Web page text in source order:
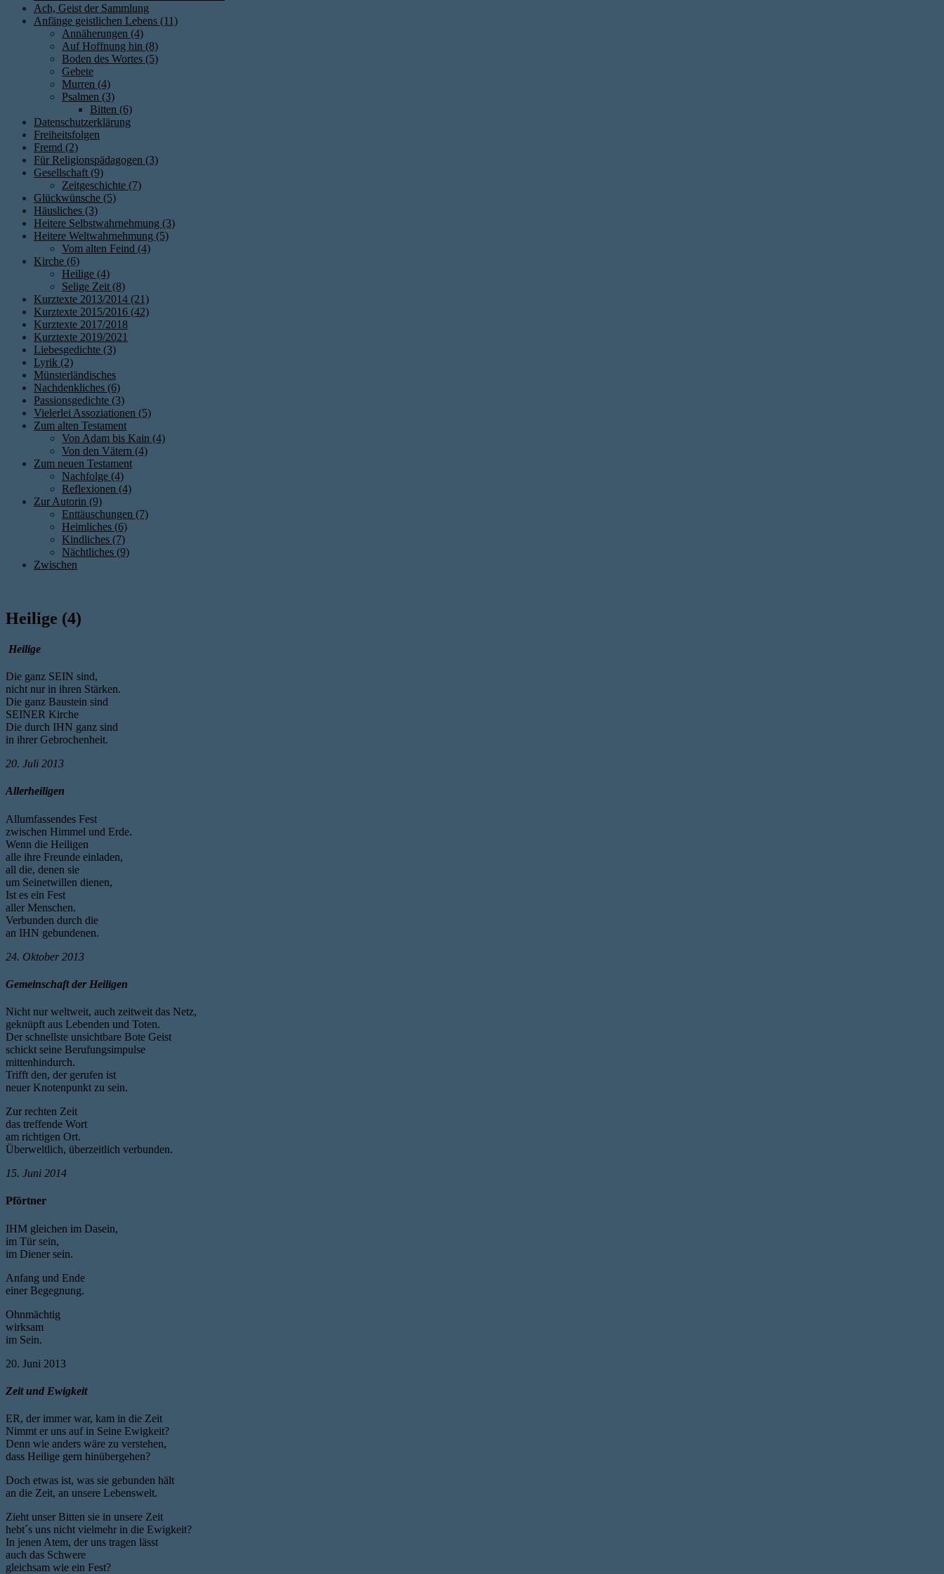
Ach, Geist der Sammlung
Anfänge geistlichen Lebens (11)
Annäherungen (4)
Auf Hoffnung hin (8)
Boden des Wortes (5)
Gebete
Murren (4)
Psalmen (3)
Bitten (6)
Datenschutzerklärung
Freiheitsfolgen
Fremd (2)
Für Religionspädagogen (3)
Gesellschaft (9)
Zeitgeschichte (7)
Glückwünsche (5)
Häusliches (3)
Heitere Selbstwahrnehmung (3)
Heitere Weltwahrnehmung (5)
Vom alten Feind (4)
Kirche (6)
Heilige (4)
Selige Zeit (8)
Kurztexte 2013/2014 (21)
Kurztexte 2015/2016 (42)
Kurztexte 2017/2018
Kurztexte 2019/2021
Liebesgedichte (3)
Lyrik (2)
Münsterländisches
Nachdenkliches (6)
Passionsgedichte (3)
Vielerlei Assoziationen (5)
Zum alten Testament
Von Adam bis Kain (4)
Von den Vätern (4)
Zum neuen Testament
Nachfolge (4)
Reflexionen (4)
Zur Autorin (9)
Enttäuschungen (7)
Heimliches (6)
Kindliches (7)
Nächtliches (9)
Zwischen
Heilige (4)
Heilige
Die ganz SEIN sind,
nicht nur in ihren Stärken.
Die ganz Baustein sind
SEINER Kirche
Die durch IHN ganz sind
in ihrer Gebrochenheit.
20. Juli 2013
Allerheiligen
Allumfassendes Fest
zwischen Himmel und Erde.
Wenn die Heiligen
alle ihre Freunde einladen,
all die, denen sie
um Seinetwillen dienen,
Ist es ein Fest
aller Menschen.
Verbunden durch die
an IHN gebundenen.
24. Oktober 2013
Gemeinschaft der Heiligen
Nicht nur weltweit, auch zeitweit das Netz,
geknüpft aus Lebenden und Toten.
Der schnellste unsichtbare Bote Geist
schickt seine Berufungsimpulse
mittenhindurch.
Trifft den, der gerufen ist
neuer Knotenpunkt zu sein.
Zur rechten Zeit
das treffende Wort
am richtigen Ort.
Überweltlich, überzeitlich verbunden.
15. Juni 2014
Pförtner
IHM gleichen im Dasein,
im Tür sein,
im Diener sein.
Anfang und Ende
einer Begegnung.
Ohnmächtig
wirksam
im Sein.
20. Juni 2013
Zeit und Ewigkeit
ER, der immer war, kam in die Zeit
Nimmt er uns auf in Seine Ewigkeit?
Denn wie anders wäre zu verstehen,
dass Heilige gern hinübergehen?
Doch etwas ist, was sie gebunden hält
an die Zeit, an unsere Lebenswelt.
Zieht unser Bitten sie in unsere Zeit
hebt´s uns nicht vielmehr in die Ewigkeit?
In jenen Atem, der uns tragen lässt
auch das Schwere
gleichsam wie ein Fest?